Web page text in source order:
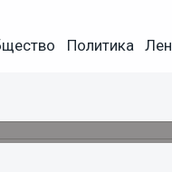
Политика
тюрьмы